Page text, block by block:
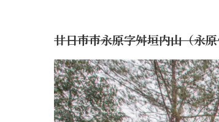
廿日市市永原字舛垣内山（永